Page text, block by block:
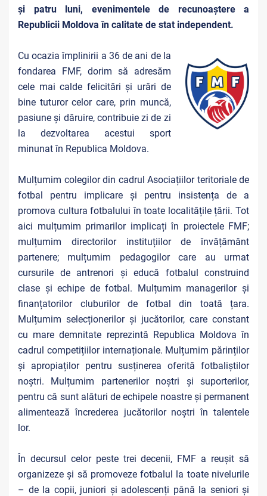
și patru luni, evenimentele de recunoaștere a
Republicii Moldova în calitate de stat independent.
Cu ocazia împlinirii a 36 de ani de la
fondarea FMF, dorim să adresăm
cele mai calde felicitări și urări de
bine tuturor celor care, prin muncă,
pasiune și dăruire, contribuie zi de zi
la dezvoltarea acestui sport
minunat în Republica Moldova.
Mulțumim colegilor din cadrul Asociațiilor teritoriale de
fotbal pentru implicare și pentru insistența de a
promova cultura fotbalului în toate localitățile țării. Tot
aici mulțumim primarilor implicați în proiectele FMF;
mulțumim directorilor instituțiilor de învățământ
partenere; mulțumim pedagogilor care au urmat
cursurile de antrenori și educă fotbalul construind
clase și echipe de fotbal. Mulțumim managerilor și
finanțatorilor cluburilor de fotbal din toată țara.
Mulțumim selecționerilor și jucătorilor, care constant
cu mare demnitate reprezintă Republica Moldova în
cadrul competițiilor internaționale. Mulțumim părinților
și apropiaților pentru susținerea oferită fotbaliștilor
noștri. Mulțumim partenerilor noștri și suporterilor,
pentru că sunt alături de echipele noastre și permanent
alimentează încrederea jucătorilor noștri în talentele
lor.
În decursul celor peste trei decenii, FMF a reușit să
organizeze și să promoveze fotbalul la toate nivelurile
– de la copii, juniori și adolescenți până la seniori și